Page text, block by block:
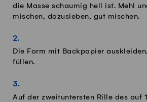
die Masse schaumig hell ist. Mehl
mischen, dazusieben, gut mischen.
Die Form mit Backpapier
füllen.
Auf der zweituntersten Rille des auf